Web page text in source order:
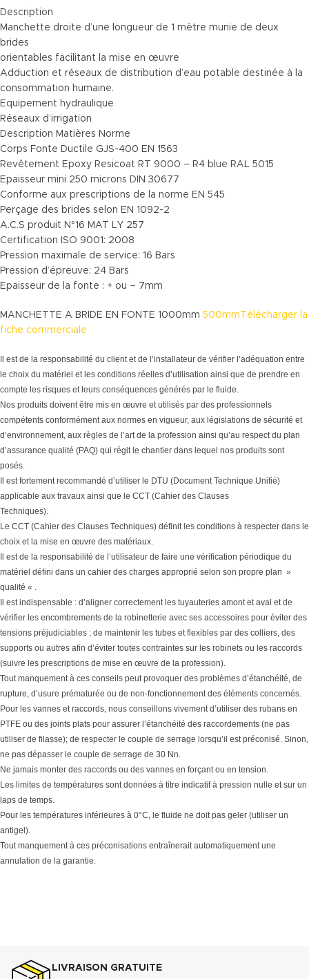
Description
Manchette droite d’une longueur de 1 mètre munie de deux
brides
orientables facilitant la mise en œuvre
Adduction et réseaux de distribution d’eau potable destinée à la
consommation humaine.
Equipement hydraulique
Réseaux d’irrigation
Description Matières Norme
Corps Fonte Ductile GJS-400 EN 1563
Revêtement Epoxy Resicoat RT 9000 – R4 blue RAL 5015
Epaisseur mini 250 microns DIN 30677
Conforme aux prescriptions de la norme EN 545
Perçage des brides selon EN 1092-2
A.C.S produit N°16 MAT LY 257
Certification ISO 9001: 2008
Pression maximale de service: 16 Bars
Pression d’épreuve: 24 Bars
Epaisseur de la fonte : + ou – 7mm
MANCHETTE A BRIDE EN FONTE 1000mm 500mmTélécharger la
fiche commerciale
Il est de la responsabilité du client et de l’installateur de vérifier l’adéquation entre
le choix du matériel et les conditions réelles d’utilisation ainsi que de prendre en
compte les risques et leurs conséquences générés par le fluide.
Nos produits doivent être mis en œuvre et utilisés par des professionnels
compétents conformément aux normes en vigueur, aux législations de sécurité et
d’environnement, aux règles de l’art de la profession ainsi qu’au respect du plan
d’assurance qualité (PAQ) qui régit le chantier dans lequel nos produits sont
posés.
Il est fortement recommandé d’utiliser le DTU (Document Technique Unifié)
applicable aux travaux ainsi que le CCT (Cahier des Clauses
Techniques).
Le CCT (Cahier des Clauses Techniques) définit les conditions à respecter dans le
choix et la mise en œuvre des matériaux.
Il est de la responsabilité de l’utilisateur de faire une vérification périodique du
matériel défini dans un cahier des charges approprié selon son propre plan »
qualité « .
Il est indispensable : d’aligner correctement les tuyauteries amont et aval et de
vérifier les encombrements de la robinetterie avec ses accessoires pour éviter des
tensions préjudiciables ; de maintenir les tubes et flexibles par des colliers, des
supports ou autres afin d’éviter toutes contraintes sur les robinets ou les raccords
(suivre les prescriptions de mise en œuvre de la profession).
Tout manquement à ces conseils peut provoquer des problèmes d’étanchéité, de
rupture, d’usure prématurée ou de non-fonctionnement des éléments concernés.
Pour les vannes et raccords, nous conseillons vivement d’utiliser des rubans en
PTFE ou des joints plats pour assurer l’étanchéité des raccordements (ne pas
utiliser de filasse); de respecter le couple de serrage lorsqu’il est préconisé. Sinon,
ne pas dépasser le couple de serrage de 30 Nn.
Ne jamais monter des raccords ou des vannes en forçant ou en tension.
Les limites de températures sont données à titre indicatif à pression nulle et sur un
laps de temps.
Pour les températures inférieures à 0°C, le fluide ne doit pas geler (utiliser un
antigel).
Tout manquement à ces préconisations entraînerait automatiquement une
annulation de la garantie.
LIVRAISON GRATUITE